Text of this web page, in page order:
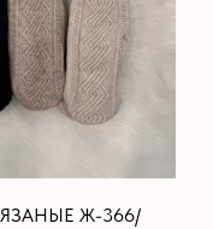
Ж-366/